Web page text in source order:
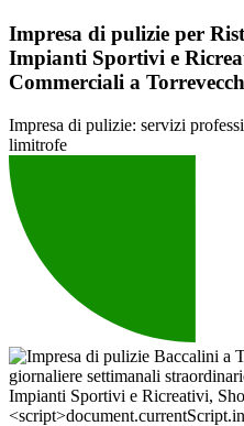
Impresa di pulizie per
Impianti Sportivi e
Commerciali a
Impresa di pulizie: servizi
limitrofe